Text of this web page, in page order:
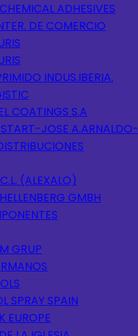
ADHESIVES
DE COMERCIO
INDUS.IBERIA.
COATINGS S.A
JOSE A.ARNALDO-
(ALEXALO)
GMBH
GRUP
SPRAY SPAIN
EUROPE